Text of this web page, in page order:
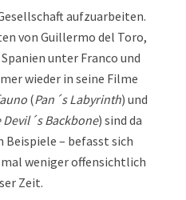
aufzuarbeiten.
von Guillermo del Toro,
unter Franco und
wieder in seine Filme
(Pan´s Labyrinth) und
Devil´s Backbone) sind da
– befasst sich
weniger offensichtlich
Zeit.